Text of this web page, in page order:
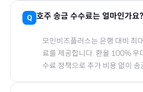
호주 송금 수수료는 얼마인가요?
모인비즈플러스는 은행 대비 최
료를 제공합니다. 환율 100% 우
수료 정책으로 추가 비용 없이